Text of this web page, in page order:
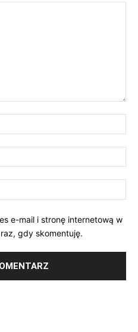
e-mail i stronę internetową w
gdy skomentuję.